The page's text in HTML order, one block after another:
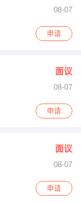
08-07
壁
申请
面议
08-07
申请
面议
08-07
北
申请